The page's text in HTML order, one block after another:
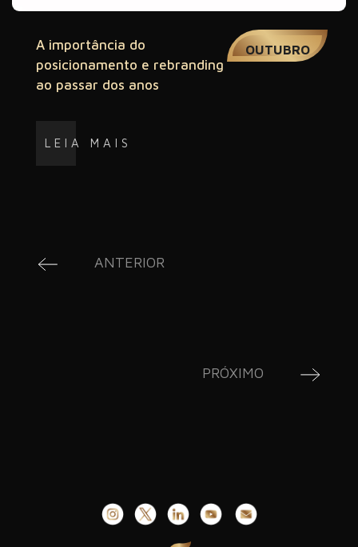
OUTUBRO
A importância do
posicionamento e rebranding
ao passar dos anos
LEIA MAIS
ANTERIOR
PRÓXIMO